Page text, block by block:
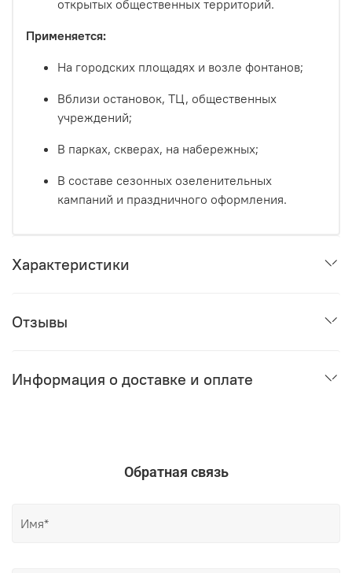
открытых общественных территорий.
Применяется:
На городских площадях и возле фонтанов;
Вблизи остановок, ТЦ, общественных
учреждений;
В парках, скверах, на набережных;
В составе сезонных озеленительных
кампаний и праздничного оформления.
Характеристики
Отзывы
Информация о доставке и оплате
Обратная связь